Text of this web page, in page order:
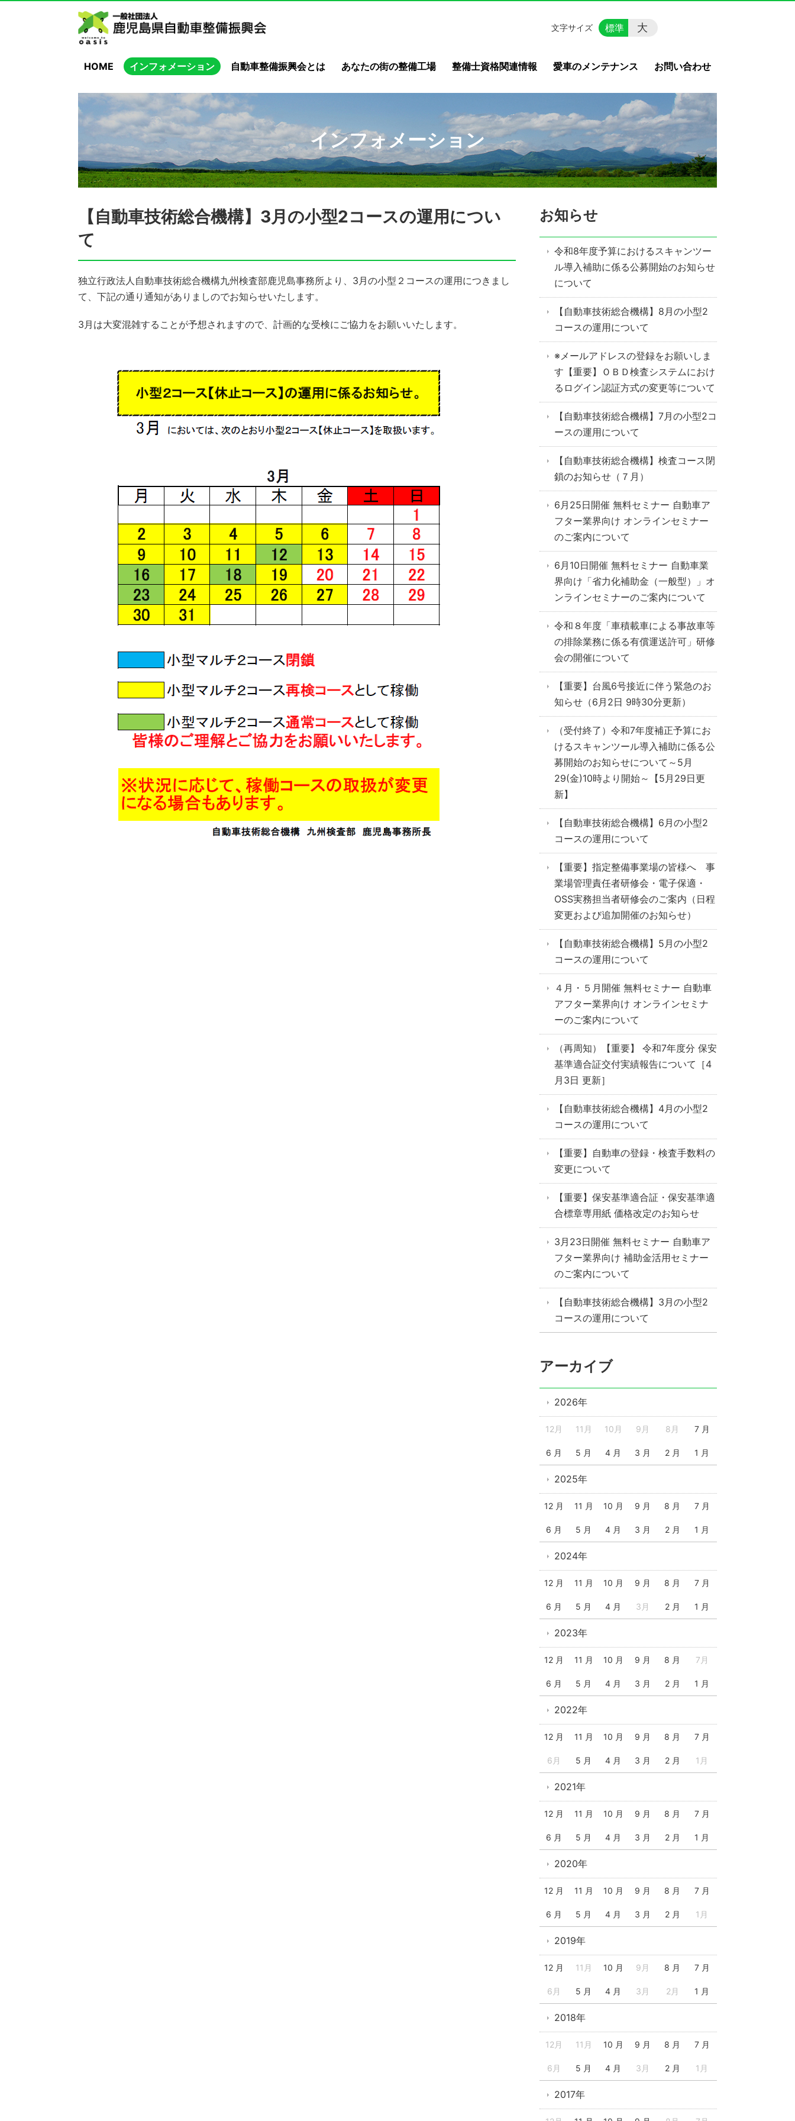
HOME インフォメーション 自動車整備振興会とは あなたの街の整備工場 整備士資格関連情報 愛車のメンテナンス お問い合わせ
文字サイズ 標準 大
インフォメーション
【自動車技術総合機構】3月の小型2コースの運用につい
て
独立行政法人自動車技術総合機構九州検査部鹿児島事務所より、3月の小型２コースの運用につきまし
て、下記の通り通知がありましのでお知らせいたします。
3月は大変混雑することが予想されますので、計画的な受検にご協力をお願いいたします。
お知らせ
令和8年度予算におけるスキャンツー
ル導入補助に係る公募開始のお知らせ
について
【自動車技術総合機構】8月の小型2
コースの運用について
※メールアドレスの登録をお願いしま
す【重要】ＯＢＤ検査システムにおけ
るログイン認証方式の変更等について
【自動車技術総合機構】7月の小型2コ
ースの運用について
【自動車技術総合機構】検査コース閉
鎖のお知らせ（７月）
6月25日開催 無料セミナー 自動車ア
フター業界向け オンラインセミナー
のご案内について
6月10日開催 無料セミナー 自動車業
界向け「省力化補助金（一般型）」オ
ンラインセミナーのご案内について
令和８年度「車積載車による事故車等
の排除業務に係る有償運送許可」研修
会の開催について
【重要】台風6号接近に伴う緊急のお
知らせ（6月2日 9時30分更新）
（受付終了）令和7年度補正予算にお
けるスキャンツール導入補助に係る公
募開始のお知らせについて～5月
29(金)10時より開始～【5月29日更
新】
【自動車技術総合機構】6月の小型2
コースの運用について
【重要】指定整備事業場の皆様へ 事
業場管理責任者研修会・電子保適・
OSS実務担当者研修会のご案内（日程
変更および追加開催のお知らせ）
【自動車技術総合機構】5月の小型2
コースの運用について
４月・５月開催 無料セミナー 自動車
アフター業界向け オンラインセミナ
ーのご案内について
（再周知）【重要】 令和7年度分 保安
基準適合証交付実績報告について［4
月3日 更新］
【自動車技術総合機構】4月の小型2
コースの運用について
【重要】自動車の登録・検査手数料の
変更について
【重要】保安基準適合証・保安基準適
合標章専用紙 価格改定のお知らせ
3月23日開催 無料セミナー 自動車ア
フター業界向け 補助金活用セミナー
のご案内について
【自動車技術総合機構】3月の小型2
コースの運用について
アーカイブ
2026年
12月 11月 10月 9月 8月 7 月
6 月 5 月 4 月 3 月 2 月 1 月
2025年
12 月 11 月 10 月 9 月 8 月 7 月
6 月 5 月 4 月 3 月 2 月 1 月
2024年
12 月 11 月 10 月 9 月 8 月 7 月
6 月 5 月 4 月 3月 2 月 1 月
2023年
12 月 11 月 10 月 9 月 8 月 7月
6 月 5 月 4 月 3 月 2 月 1 月
2022年
12 月 11 月 10 月 9 月 8 月 7 月
6月 5 月 4 月 3 月 2 月 1月
2021年
12 月 11 月 10 月 9 月 8 月 7 月
6 月 5 月 4 月 3 月 2 月 1 月
2020年
12 月 11 月 10 月 9 月 8 月 7 月
6 月 5 月 4 月 3 月 2 月 1月
2019年
12 月 11月 10 月 9月 8 月 7 月
6月 5 月 4 月 3月 2月 1 月
2018年
12月 11月 10 月 9 月 8 月 7 月
6月 5 月 4 月 3月 2 月 1月
2017年